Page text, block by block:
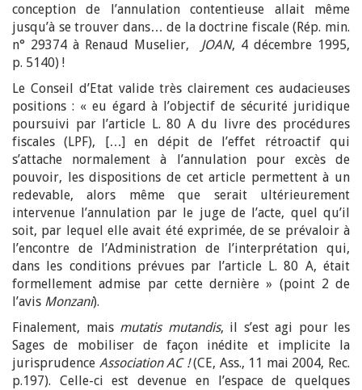
conception de l’annulation contentieuse allait même
jusqu’à se trouver dans… de la doctrine fiscale (Rép. min.
n° 29374 à Renaud Muselier, JOAN, 4 décembre 1995,
p. 5140) !
Le Conseil d’Etat valide très clairement ces audacieuses
positions : « eu égard à l’objectif de sécurité juridique
poursuivi par l’article L. 80 A du livre des procédures
fiscales (LPF), […] en dépit de l’effet rétroactif qui
s’attache normalement à l’annulation pour excès de
pouvoir, les dispositions de cet article permettent à un
redevable, alors même que serait ultérieurement
intervenue l’annulation par le juge de l’acte, quel qu’il
soit, par lequel elle avait été exprimée, de se prévaloir à
l’encontre de l’Administration de l’interprétation qui,
dans les conditions prévues par l’article L. 80 A, était
formellement admise par cette dernière » (point 2 de
l’avis Monzani).
Finalement, mais mutatis mutandis, il s’est agi pour les
Sages de mobiliser de façon inédite et implicite la
jurisprudence Association AC !(CE, Ass., 11 mai 2004, Rec.
p.197). Celle-ci est devenue en l’espace de quelques